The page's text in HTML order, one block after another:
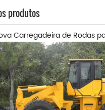
produtos
Carregadeira de Rodas